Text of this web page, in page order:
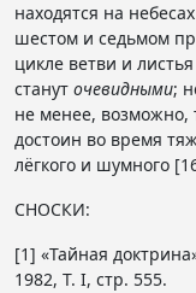
находятся на
шестом и седьмом
цикле ветви и
станут очевидными;
не менее, возможно,
достоин во время
лёгкого и шумного
СНОСКИ:
[1] «Тайная
1982, Т. I, стр. 555.